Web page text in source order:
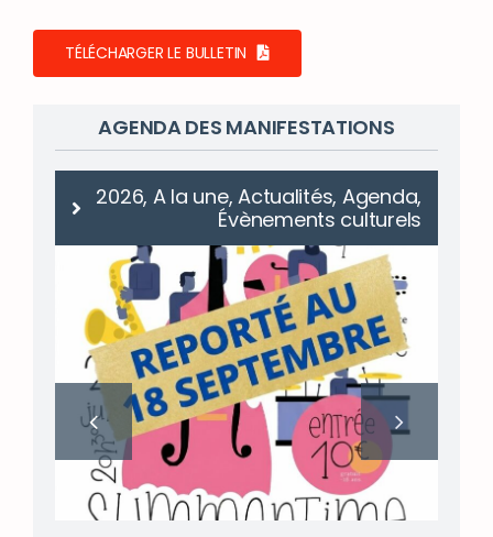
TÉLÉCHARGER LE BULLETIN
AGENDA DES MANIFESTATIONS
2026, A la une, Actualités, Agenda,
Évènements culturels